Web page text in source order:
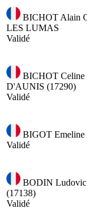
BICHOT Alain
LES LUMAS
Validé
BICHOT Celine
D'AUNIS (17290)
Validé
BIGOT Emeline
Validé
BODIN Ludovic
(17138)
Validé